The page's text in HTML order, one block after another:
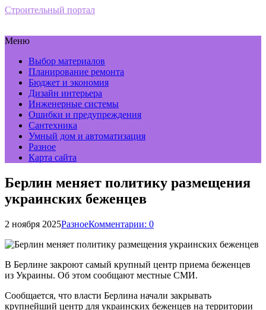
Строительный портал
Меню
Выбор материалов
Планирование ремонта
Бюджет и экономия
Дизайн интерьера
Инженерные системы
Ошибки и предупреждения
Сантехника
Умный дом и автоматизация
Разное
Карта сайта
Берлин меняет политику размещения
украинских беженцев
2 ноября 2025РазноеКомментарии: 0
В Берлине закроют самый крупный центр приема беженцев
из Украины. Об этом сообщают местные СМИ.
Сообщается, что власти Берлина начали закрывать
крупнейший центр для украинских беженцев на территории